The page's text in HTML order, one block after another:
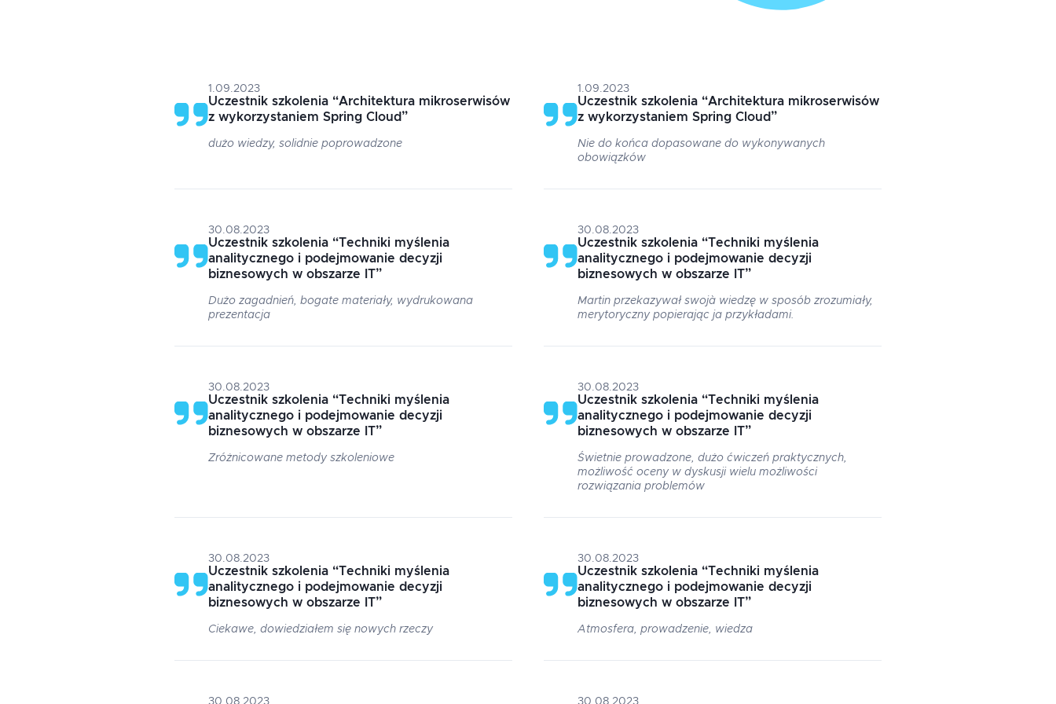
1.09.2023
Uczestnik szkolenia “Architektura mikroserwisów
z wykorzystaniem Spring Cloud”
dużo wiedzy, solidnie poprowadzone
1.09.2023
Uczestnik szkolenia “Architektura mikroserwisów
z wykorzystaniem Spring Cloud”
Nie do końca dopasowane do wykonywanych
obowiązków
30.08.2023
Uczestnik szkolenia “Techniki myślenia
analitycznego i podejmowanie decyzji
biznesowych w obszarze IT”
Dużo zagadnień, bogate materiały, wydrukowana
prezentacja
30.08.2023
Uczestnik szkolenia “Techniki myślenia
analitycznego i podejmowanie decyzji
biznesowych w obszarze IT”
Martin przekazywał swojà wiedzę w sposób zrozumiały,
merytoryczny popierając ja przykładami.
30.08.2023
Uczestnik szkolenia “Techniki myślenia
analitycznego i podejmowanie decyzji
biznesowych w obszarze IT”
Zróżnicowane metody szkoleniowe
30.08.2023
Uczestnik szkolenia “Techniki myślenia
analitycznego i podejmowanie decyzji
biznesowych w obszarze IT”
Świetnie prowadzone, dużo ćwiczeń praktycznych,
możliwość oceny w dyskusji wielu możliwości
rozwiązania problemów
30.08.2023
Uczestnik szkolenia “Techniki myślenia
analitycznego i podejmowanie decyzji
biznesowych w obszarze IT”
Ciekawe, dowiedziałem się nowych rzeczy
30.08.2023
Uczestnik szkolenia “Techniki myślenia
analitycznego i podejmowanie decyzji
biznesowych w obszarze IT”
Atmosfera, prowadzenie, wiedza
30.08.2023 30.08.2023